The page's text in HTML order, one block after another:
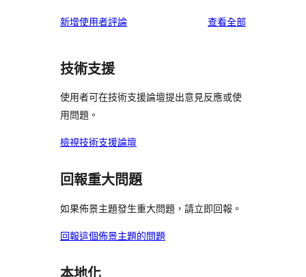
者
用
論
使
評
論
星
用
者
評
論
1
使
者
評
新增使用者評論 查看全部使
技術支援
使用者可在技術支援論壇提出意見反應或使
用問題。
檢視技術支援論壇
回報重大問題
如果佈景主題發生重大問題，請立即回報。
回報這個佈景主題的問題
本地化